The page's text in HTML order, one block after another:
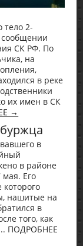
тело 2-
сообщении
СК РФ. По
на
в реке
их имен в СК
→
в
в районе
Его
нашитые на
в
того, как
ПОДРОБНЕЕ